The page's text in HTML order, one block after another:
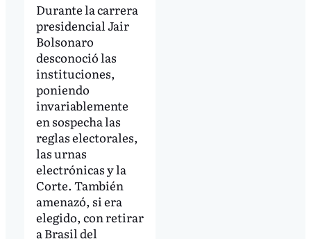
Durante la carrera
presidencial Jair
Bolsonaro
desconoció las
instituciones,
poniendo
invariablemente
en sospecha las
reglas electorales,
las urnas
electrónicas y la
Corte. También
amenazó, si era
elegido, con retirar
a Brasil del